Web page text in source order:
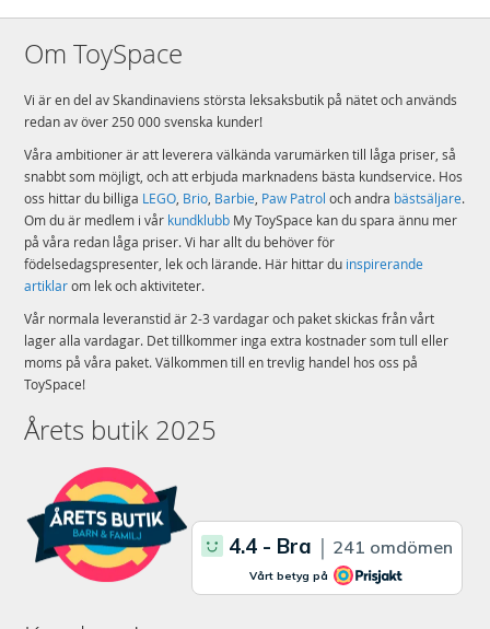
Om ToySpace
Vi är en del av Skandinaviens största leksaksbutik på nätet och används
redan av över 250 000 svenska kunder!
Våra ambitioner är att leverera välkända varumärken till låga priser, så
snabbt som möjligt, och att erbjuda marknadens bästa kundservice. Hos
oss hittar du billiga LEGO Brio Barbie Paw Patrol och andra bästsäljare.
Om du är medlem i vår kundklubb My ToySpace kan du spara ännu mer
på våra redan låga priser. Vi har allt du behöver för
födelsedagspresenter, lek och lärande. Här hittar du inspirerande
artiklarom lek och aktiviteter.
Vår normala leveranstid är 2-3 vardagar och paket skickas från vårt
lager alla vardagar. Det tillkommer inga extra kostnader som tull eller
moms på våra paket. Välkommen till en trevlig handel hos oss på
ToySpace!
Årets butik 2025